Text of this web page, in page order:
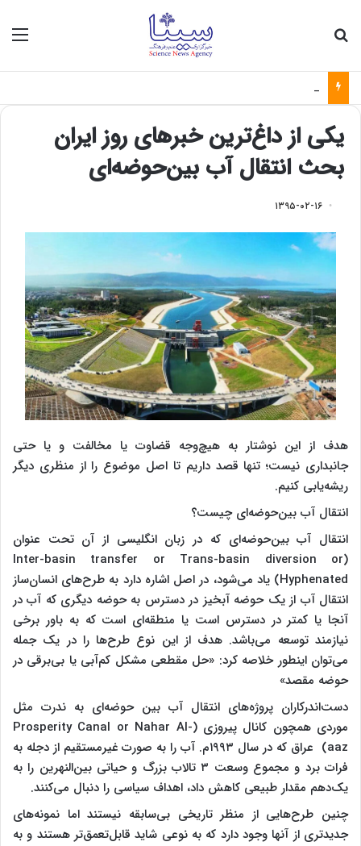
فاصله میان نخبگان و صنعت؛ چالش بزرگ تبدیل علم به فناوری
یکی از داغ‌ترین خبرهای روز ایران
بحث انتقال آب بین‌حوضه‌ای
۱۳۹۵-۰۲-۱۶
هدف از این نوشتار به هیچ‌وجه قضاوت یا مخالفت و یا حتی
جانبداری نیست؛ تنها قصد داریم تا اصل موضوع را از منظری دیگر
ریشه‌یابی کنیم.
انتقال آب بین‌حوضه‌ای چیست؟
انتقال آب بین‌حوضه‌ای که در زبان انگلیسی از آن تحت عنوان
(Inter-basin transfer or Trans-basin diversion or
Hyphenated) یاد می‌شود، در اصل اشاره دارد به طرح‌های انسان‌ساز
انتقال آب از یک حوضه آبخیز در دسترس به حوضه دیگری که آب در
آنجا یا کمتر در دسترس است یا منطقه‌ای است که به باور برخی
نیازمند توسعه می‌باشد. هدف از این نوع طرح‌ها را در یک جمله
می‌توان اینطور خلاصه کرد: «حل مقطعی مشکل کم‌آبی یا بی‌برقی در
حوضه مقصد»
دست‌اندرکاران پروژه‌های انتقال آب بین حوضه‌ای به ندرت مثل
موردی همچون کانال پیروزی (Prosperity Canal or Nahar Al-
aaz) عراق که در سال ۱۹۹۳م. آب را به صورت غیرمستقیم از دجله به
فرات برد و مجموع وسعت ۳ تالاب بزرگ و حیاتی بین‌النهرین را به
یک‌دهم مقدار طبیعی کاهش داد، اهداف سیاسی را دنبال می‌کنند.
چنین طرح‌هایی از منظر تاریخی بی‌سابقه نیستند اما نمونه‌های
جدیدتری از آنها وجود دارد که به نوعی شاید قابل‌تعمق‌تر هستند و به